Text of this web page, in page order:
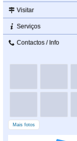
Visitar
Serviços
Contactos / Info
Mais fotos